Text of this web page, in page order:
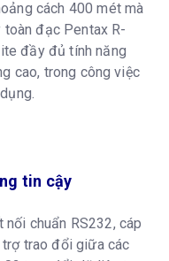
cách 400 mét mà
toàn đạc Pentax R-
đầy đủ tính năng
cao, trong công việc
tin cậy
chuẩn RS232, cáp
trợ trao đổi giữa các